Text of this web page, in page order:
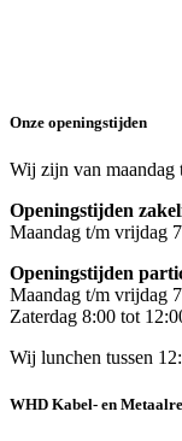
Onze openingstijden
Wij zijn van maandag
Openingstijden
Maandag t/m vrijdag
Openingstijden
Maandag t/m vrijdag
Zaterdag 8:00 tot
Wij lunchen tussen
WHD Kabel- en